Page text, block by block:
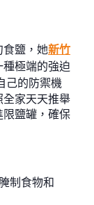
鹽，她新竹
極端的強迫
己的防禦機
家天天推舉
鹽罐，確保
制食物和